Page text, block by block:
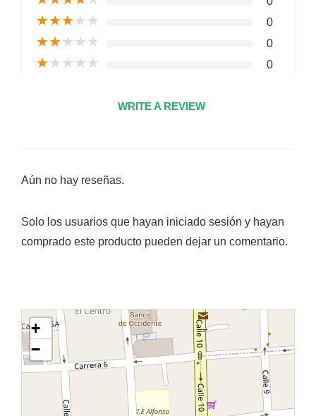
★★★★★ 0
★★★★★ 0
★★★★★ 0
WRITE A REVIEW
Aún no hay reseñas.
Solo los usuarios que hayan iniciado sesión y hayan
comprado este producto pueden dejar un comentario.
+
−